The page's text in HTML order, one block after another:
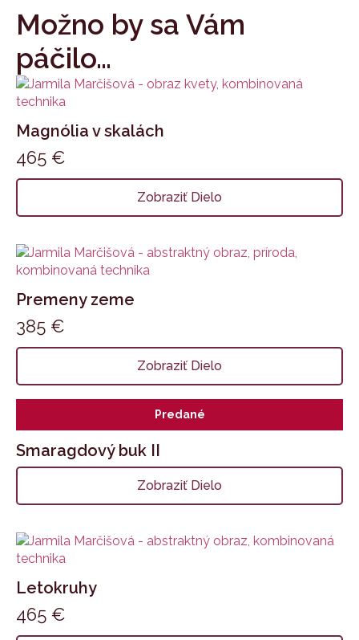
Možno by sa Vám
páčilo…
Magnólia v skalách
465 €
Zobraziť Dielo
Premeny zeme
385 €
Zobraziť Dielo
Predané
Smaragdový buk II
Zobraziť Dielo
Letokruhy
465 €